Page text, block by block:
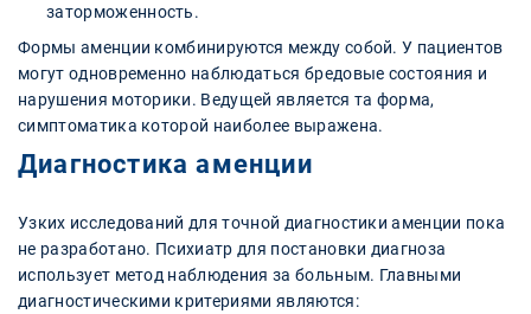
заторможенность.
Формы аменции комбинируются между собой. У пациентов
могут одновременно наблюдаться бредовые состояния и
нарушения моторики. Ведущей является та форма,
симптоматика которой наиболее выражена.
Диагностика аменции
Узких исследований для точной диагностики аменции пока
не разработано. Психиатр для постановки диагноза
использует метод наблюдения за больным. Главными
диагностическими критериями являются: